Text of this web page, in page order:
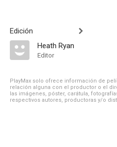
Edición
Heath Ryan
Editor
PlayMax solo ofrece información de
relación alguna con el productor o el
las imágenes, póster, carátula,
respectivos autores, productoras y/o